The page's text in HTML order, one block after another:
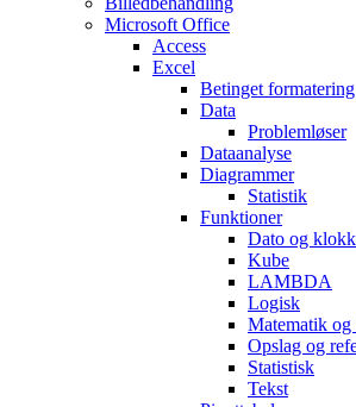
Microsoft Office
Access
Excel
Betinget formatering
Data
Problemløser
Dataanalyse
Diagrammer
Statistik
Funktioner
Dato og
Kube
LAMBDA
Logisk
Matematik
Opslag og
Statistisk
Tekst